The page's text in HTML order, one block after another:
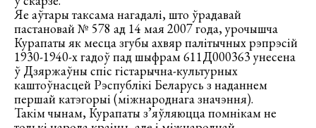
Яе аўтары таксама нагадалі, што ўрадавай
пастановай № 578 ад 14 мая 2007 года, урочышча
Курапаты як месца згубы ахвяр палітычных рэпрэсій
1930-1940-х гадоў пад шыфрам 611Д000363 унесена
ў Дзяржаўны спіс гістарычна-культурных
каштоўнасцей Рэспублікі Беларусь з наданнем
першай катэгорыі (міжнароднага значэння).
Такім чынам, Курапаты з’яўляюцца помнікам не